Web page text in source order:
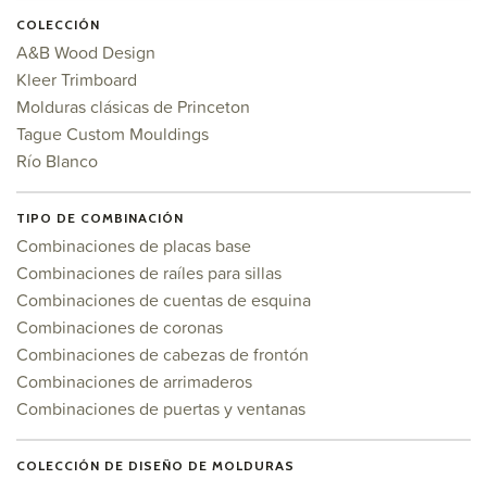
COLECCIÓN
A&B Wood Design
Kleer Trimboard
Molduras clásicas de Princeton
Tague Custom Mouldings
Río Blanco
TIPO DE COMBINACIÓN
Combinaciones de placas base
Combinaciones de raíles para sillas
Combinaciones de cuentas de esquina
Combinaciones de coronas
Combinaciones de cabezas de frontón
Combinaciones de arrimaderos
Combinaciones de puertas y ventanas
COLECCIÓN DE DISEÑO DE MOLDURAS